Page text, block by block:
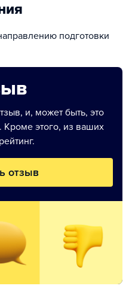
подготовки
и, может быть, это
этого, из ваших
отзыв